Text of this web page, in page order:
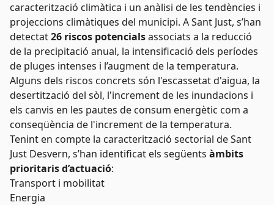
caracterització climàtica i un anàlisi de les tendències i
projeccions climàtiques del municipi. A Sant Just, s’han
detectat26 riscos potencialsassociats a la reducció
de la precipitació anual, la intensificació dels períodes
de pluges intenses i l’augment de la temperatura.
Alguns dels riscos concrets són l'escassetat d'aigua, la
desertització del sòl, l'increment de les inundacions i
els canvis en les pautes de consum energètic com a
conseqüència de l'increment de la temperatura.
Tenint en compte la caracterització sectorial de Sant
Just Desvern, s’han identificat els següents àmbits
prioritaris d’actuació:
Transport i mobilitat
Energia